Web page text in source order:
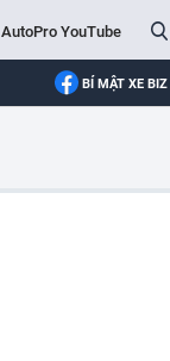
AutoPro YouTube
BÍ MẬT XE BIZ